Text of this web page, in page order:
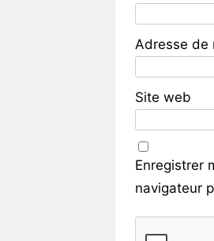
Adresse de
Site web
Enregistrer
navigateur